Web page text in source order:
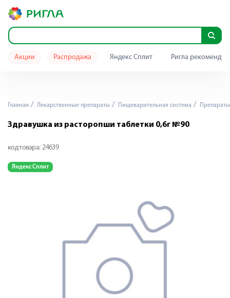
Акции Распродажа Яндекс Сплит Ригла
Главная Лекарственные препараты Пищеварительная система
Здравушка из расторопши таблетки 0,6г №90
код товара: 24639
Яндекс Сплит